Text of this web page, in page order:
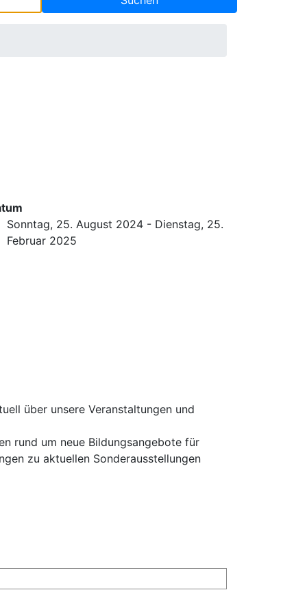
Sonntag, 25. August 2024 - Dienstag, 25.
Februar 2025
über unsere Veranstaltungen und
rund um neue Bildungsangebote für
zu aktuellen Sonderausstellungen